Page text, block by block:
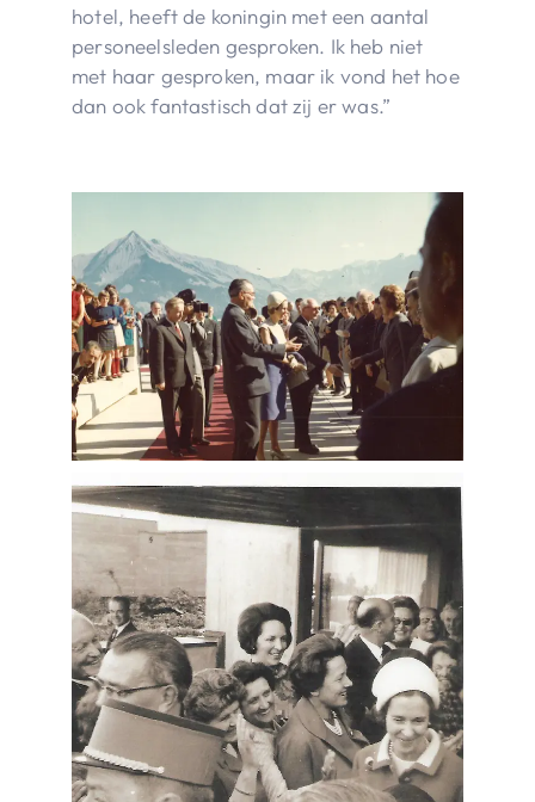
hotel, heeft de koningin met een aantal
personeelsleden gesproken. Ik heb niet
met haar gesproken, maar ik vond het hoe
dan ook fantastisch dat zij er was.”